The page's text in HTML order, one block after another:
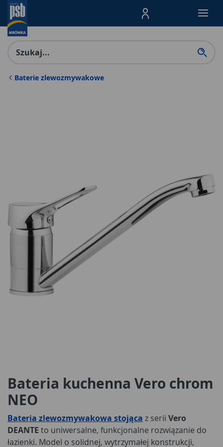
Menu Produktów,
Baterie zlewozmywakowe
Bateria kuchenna Vero chrom
NEO
Bateria zlewozmywakowa stojąca z serii Vero
DEANTE to uniwersalne, funkcjonalne rozwiązanie do
łazienki. Model o solidnej, wytrzymałej konstrukcji,